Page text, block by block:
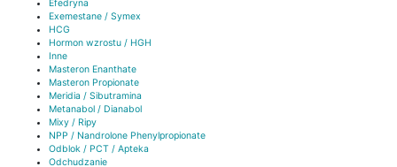
Efedryna
Exemestane / Symex
HCG
Hormon wzrostu / HGH
Inne
Masteron Enanthate
Masteron Propionate
Meridia / Sibutramina
Metanabol / Dianabol
Mixy / Ripy
NPP / Nandrolone Phenylpropionate
Odblok / PCT / Apteka
Odchudzanie